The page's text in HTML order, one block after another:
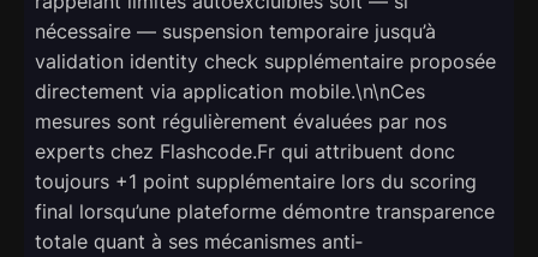
nécessaire — suspension temporaire jusqu’à
validation identity check supplémentaire proposée
directement via application mobile.\n\nCes
mesures sont régulièrement évaluées par nos
experts chez Flashcode.Fr qui attribuent donc
toujours +1 point supplémentaire lors du scoring
final lorsqu’une plateforme démontre transparence
totale quant à ses mécanismes anti‐